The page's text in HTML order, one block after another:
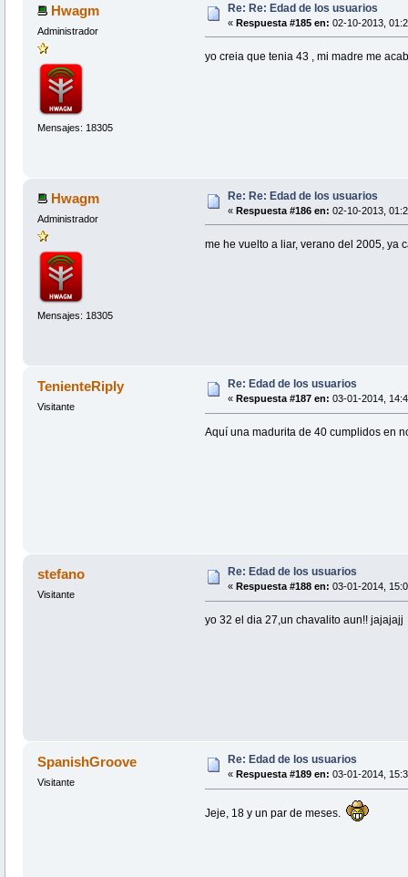
Hwagm
Administrador
Mensajes: 18305
Re: Re: Edad de los usuarios
« Respuesta #185 en: 02-10-2013,
yo creia que tenia 43 , mi madre me
Hwagm
Administrador
Mensajes: 18305
Re: Re: Edad de los usuarios
« Respuesta #186 en: 02-10-2013,
me he vuelto a liar, verano del 2005, ya
TenienteRiply
Visitante
Re: Edad de los usuarios
« Respuesta #187 en: 03-01-2014,
Aquí una madurita de 40 cumplidos en
stefano
Visitante
Re: Edad de los usuarios
« Respuesta #188 en: 03-01-2014,
yo 32 el dia 27,un chavalito aun!! jajajajj
SpanishGroove
Visitante
Re: Edad de los usuarios
« Respuesta #189 en: 03-01-2014,
Jeje, 18 y un par de meses.